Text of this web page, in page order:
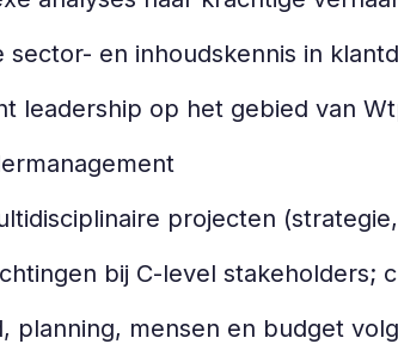
sector- en inhoudskennis in
leadership op het gebied van
projecten
bij C-level
planning, mensen en budget